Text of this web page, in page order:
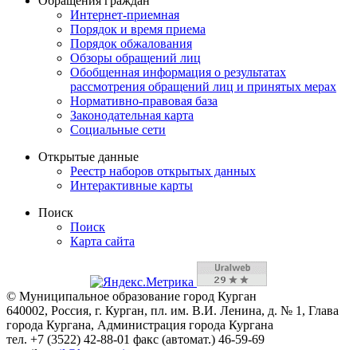
Интернет-приемная
Порядок и время приема
Порядок обжалования
Обзоры обращений лиц
Обобщенная информация о результатах
рассмотрения обращений лиц и принятых мерах
Нормативно-правовая база
Законодательная карта
Социальные сети
Открытые данные
Реестр наборов открытых данных
Интерактивные карты
Поиск
Поиск
Карта сайта
© Муниципальное образование город Курган
640002, Россия, г. Курган, пл. им. В.И. Ленина, д. № 1, Глава
города Кургана, Администрация города Кургана
тел. +7 (3522) 42-88-01 факс (автомат.) 46-59-69